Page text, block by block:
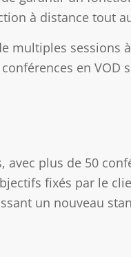
à distance tout
multiples sessions
en VOD
plus de 50
fixés par le
un nouveau